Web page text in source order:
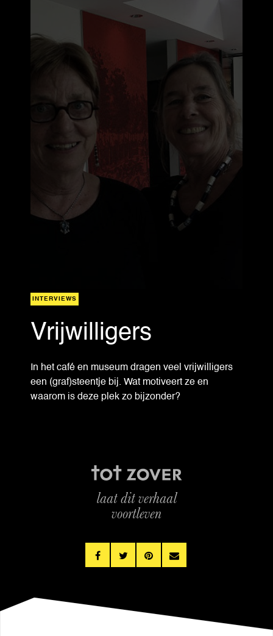
INTERVIEWS
Vrijwilligers
In het café en museum dragen veel vrijwilligers
een (graf)steentje bij. Wat motiveert ze en
waarom is deze plek zo bijzonder?
laat dit verhaal
voortleven